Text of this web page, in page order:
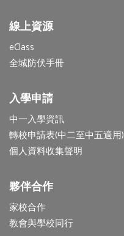
線上資源
eClass
全城防伏手冊
入學申請
中一入學資訊
轉校申請表(中二至中五適用)
個人資料收集聲明
夥伴合作
家校合作
教會與學校同行